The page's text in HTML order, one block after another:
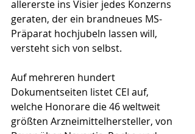
allererste ins Visier jedes Konzerns
geraten, der ein brandneues MS-
Präparat hochjubeln lassen will,
versteht sich von selbst.
Auf mehreren hundert
Dokumentseiten listet CEI auf,
welche Honorare die 46 weltweit
größten Arzneimittelhersteller, von